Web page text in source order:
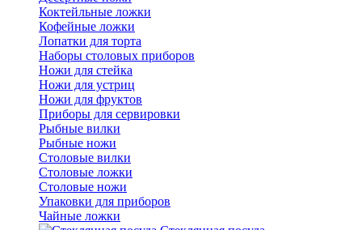
Коктейльные ложки
Кофейные ложки
Лопатки для торта
Наборы столовых приборов
Ножи для стейка
Ножи для устриц
Ножи для фруктов
Приборы для сервировки
Рыбные вилки
Рыбные ножи
Столовые вилки
Столовые ложки
Столовые ножи
Упаковки для приборов
Чайные ложки